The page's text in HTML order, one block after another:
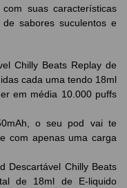
suas características
sabores suculentos e
Chilly Beats Replay de
cada uma tendo 18ml
em média 10.000 puffs
o seu pod vai te
com apenas uma carga
Descartável Chilly Beats
de 18ml de E-liquido